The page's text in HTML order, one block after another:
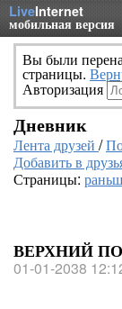
LiveInternet
мобильная версия
Вы были
страницы.
Авторизация
Дневник
Лента друзей /
Добавить в
Страницы:
ВЕРХНИЙ
01-01-2038